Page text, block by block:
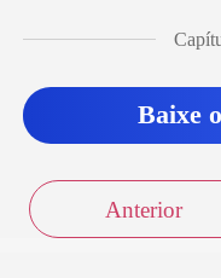
Baixe
Anterior